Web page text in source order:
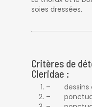
soies dressées.
Critères de
Cleridae :
– dessins
–